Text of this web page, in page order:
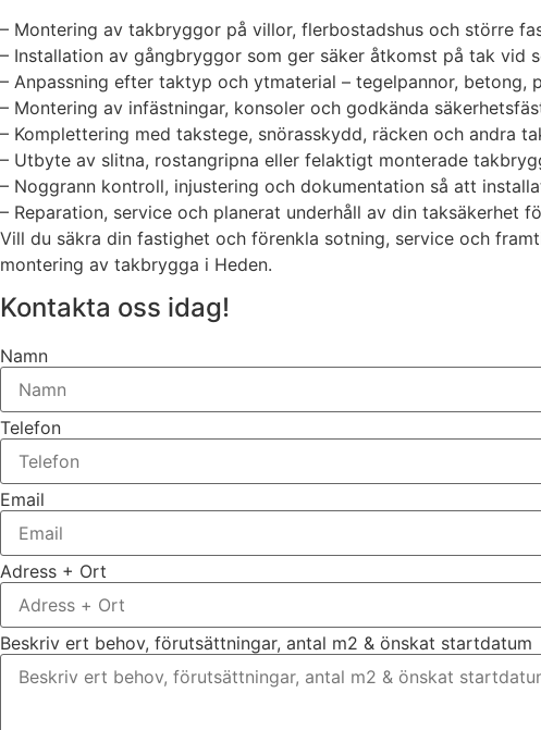
– Montering av takbryggor på villor, flerbostadshus och större
– Installation av gångbryggor som ger säker åtkomst på tak vid
– Anpassning efter taktyp och ytmaterial – tegelpannor, betong,
– Montering av infästningar, konsoler och godkända
– Komplettering med takstege, snörasskydd, räcken och andra
– Utbyte av slitna, rostangripna eller felaktigt monterade
– Noggrann kontroll, injustering och dokumentation så att
– Reparation, service och planerat underhåll av din taksäkerhet
Vill du säkra din fastighet och förenkla sotning, service och
montering av takbrygga i Heden.
Kontakta oss idag!
Namn
Telefon
Email
Adress + Ort
Beskriv ert behov, förutsättningar, antal m2 & önskat startdatum